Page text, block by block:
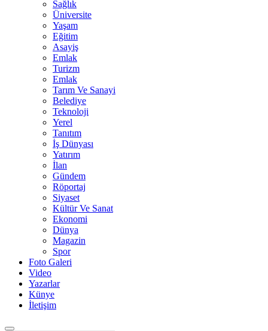
Sağlık
Üniversite
Yaşam
Eğitim
Asayiş
Emlak
Turizm
Emlak
Tarım Ve Sanayi
Belediye
Teknoloji
Yerel
Tanıtım
İş Dünyası
Yatırım
İlan
Gündem
Röportaj
Siyaset
Kültür Ve Sanat
Ekonomi
Dünya
Magazin
Spor
Foto Galeri
Video
Yazarlar
Künye
İletişim